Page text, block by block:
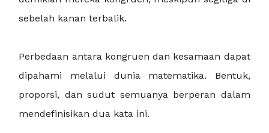
sebelah kanan terbalik.
Perbedaan antara kongruen dan kesamaan dapat
dipahami melalui dunia matematika. Bentuk,
proporsi, dan sudut semuanya berperan dalam
mendefinisikan dua kata ini.